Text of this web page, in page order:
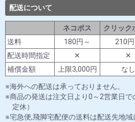
配送について
ネコポス クリック
送料
180円～ 210円
配送時間指定
✕ ✕
補償金額
上限3,000円 なし
海外への配送は承っておりません。
商品の発送は注文日より0～2営業日
定休）
宅急便,飛脚宅配便の送料は配送先地域